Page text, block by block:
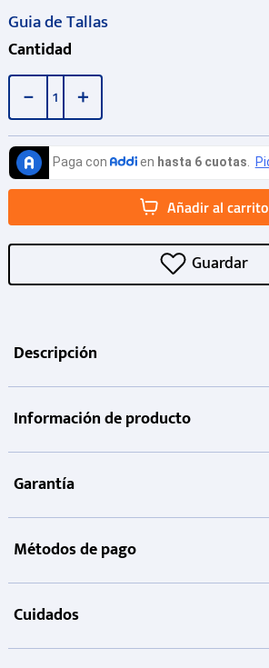
Guia de Tallas
Cantidad
＋
－
Añadir al carrito
Descripción
Información de producto
Garantía
Métodos de pago
Cuidados